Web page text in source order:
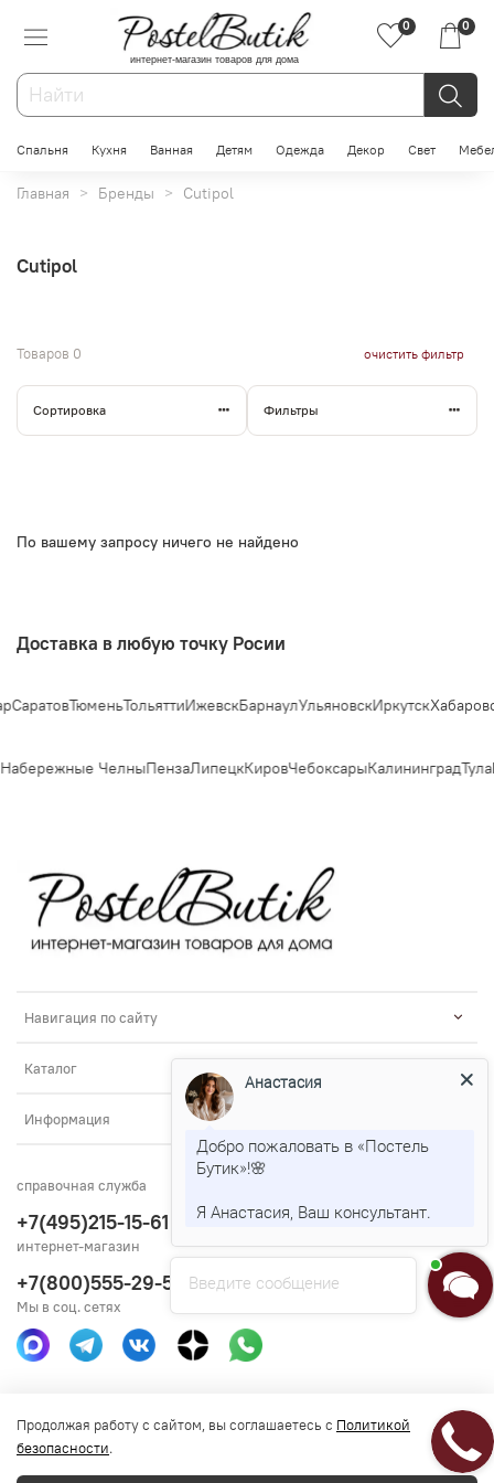
интернет-магазин товаров для дома
0 0
Спальня Кухня Ванная Детям Одежда Декор Свет
Главная Бренды Cutipol
Cutipol
Товаров 0 очистить фильтр
Сортировка Фильтры
По вашему запросу ничего не найдено
Доставка в любую точку Росии
СаратовТюменьТольяттиИжевскБарнаулУльяновскИркутск
ЧелныПензаЛипецкКировЧебоксарыКалининградТула
Навигация по сайту
Каталог
Информация
Получить консультацию
справочная служба
+7(495)215-15-61
интернет-магазин
+7(800)555-29-51
Мы в соц. сетях
Продолжая работу с сайтом, вы соглашаетесь с Политикой
безопасности.
Введите сообщение
Анастасия
Добро пожаловать в «Постель
Бутик»!🌸
Я Анастасия, Ваш консультант.